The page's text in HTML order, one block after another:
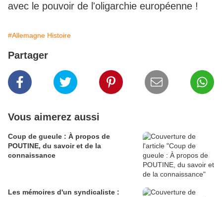
avec le pouvoir de l'oligarchie européenne !
#Allemagne Histoire
Partager
Vous aimerez aussi
Coup de gueule : À propos de
POUTINE, du savoir et de la
connaissance
Les mémoires d'un syndicaliste :